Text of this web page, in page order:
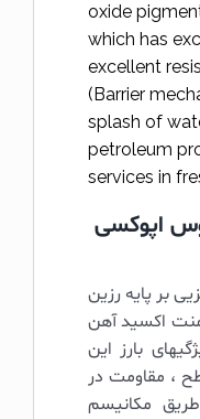
oxide
which has
excellent
(Barrier
splash of
petroleum
services in
اپوکسی
بر پایه رزین
اکسید آهن
بارز این
، مقاومت در
مکانیسم